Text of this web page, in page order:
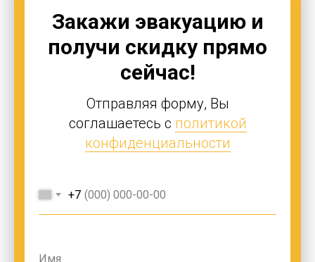
Закажи эвакуацию и
получи скидку прямо
сейчас!
Отправляя форму, Вы
соглашаетесь с политикой
конфиденциальности
+7